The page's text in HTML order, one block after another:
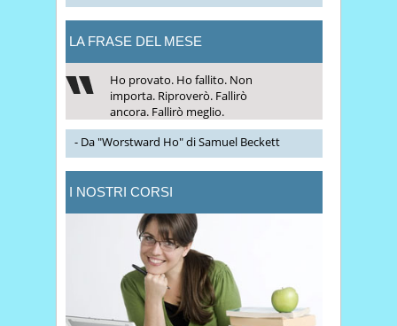
LA FRASE DEL MESE
Ho provato. Ho fallito. Non
importa. Riproverò. Fallirò
ancora. Fallirò meglio.
- Da "Worstward Ho" di Samuel Beckett
I NOSTRI CORSI